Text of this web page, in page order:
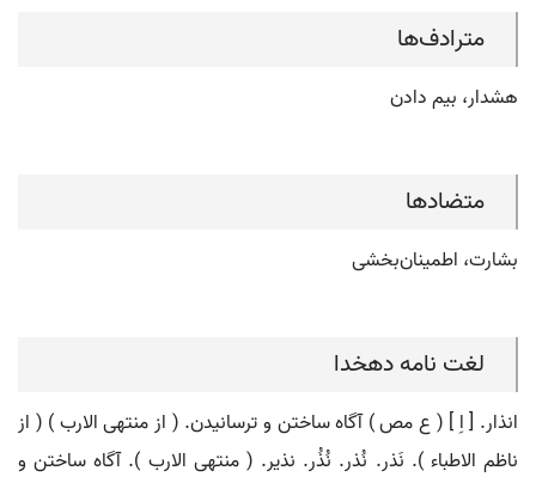
مترادف‌ها
هشدار، بیم دادن
متضادها
بشارت، اطمینان‌بخشی
لغت نامه دهخدا
انذار. [ اِ ] ( ع مص ) آگاه ساختن و ترسانیدن. ( از منتهی الارب ) ( از
ناظم الاطباء ). نَذر. نُذر. نُذُر. نذیر. ( منتهی الارب ). آگاه ساختن و